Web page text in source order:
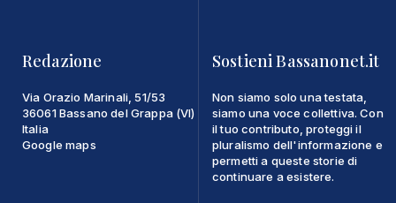
Redazione
Via Orazio Marinali, 51/53
36061 Bassano del Grappa (VI)
Italia
Google maps
Sostieni Bassanonet.it
Non siamo solo una testata,
siamo una voce collettiva. Con
il tuo contributo, proteggi il
pluralismo dell'informazione e
permetti a queste storie di
continuare a esistere.